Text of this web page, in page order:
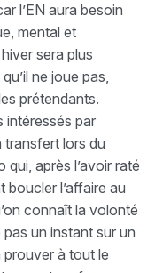
l’EN aura besoin
mental et
sera plus
ne joue pas,
prétendants.
intéressés par
transfert lors du
après l’avoir raté
boucler l’affaire au
connaît la volonté
un instant sur un
à tout le